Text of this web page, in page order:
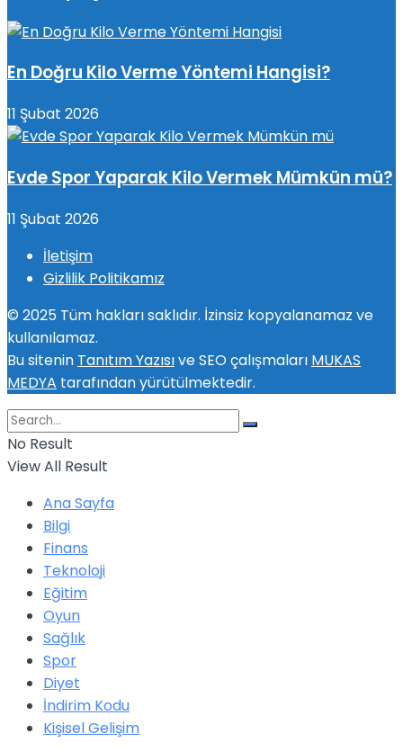
En Doğru Kilo Verme Yöntemi Hangisi?
11 Şubat 2026
Evde Spor Yaparak Kilo Vermek Mümkün mü?
11 Şubat 2026
İletişim
Gizlilik Politikamız
© 2025 Tüm hakları saklıdır. İzinsiz kopyalanamaz ve
kullanılamaz.
Bu sitenin Tanıtım Yazısıve SEO çalışmaları MUKAS
MEDYA tarafından yürütülmektedir.
No Result
View All Result
Ana Sayfa
Bilgi
Finans
Teknoloji
Eğitim
Oyun
Sağlık
Spor
Diyet
İndirim Kodu
Kişisel Gelişim